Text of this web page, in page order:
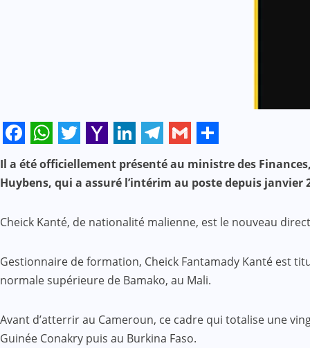
Facebook
WhatsApp
Twitter
Yahoo
Mail
LinkedIn
Telegram
Gmail
Share
Il a été officiellement présenté au ministre des
Huybens, qui a assuré l’intérim au poste depuis janvier
Cheick Kanté, de nationalité malienne, est le nouveau
Gestionnaire de formation, Cheick Fantamady Kanté est
normale supérieure de Bamako, au Mali.
Avant d’atterrir au Cameroun, ce cadre qui totalise une
Guinée Conakry puis au Burkina Faso.